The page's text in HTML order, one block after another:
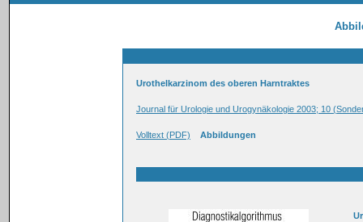
Urothelkarzinom des oberen Harntraktes
Journal für Urologie und Urogynäkologie 2003; 10
Volltext (PDF) Abbildungen